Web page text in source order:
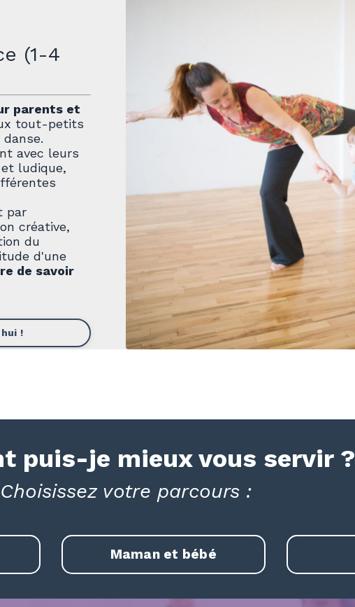
(1-4
parents et
tout-petits
avec leurs
ludique,
par
créative,
du
d'une
de savoir
!
puis-je mieux vous servir ?
Choisissez votre parcours :
Maman et bébé